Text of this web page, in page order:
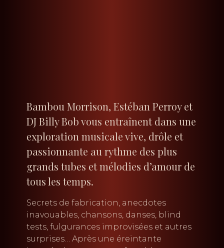
Bambou Morrison, Estéban Perroy et
DJ Billy Bob vous entraînent dans une
exploration musicale vive, drôle et
passionnante au rythme des plus
grands tubes et mélodies d’amour de
tous les temps.
Secrets de fabrication, anecdotes
inavouables, chansons, danses, blind
tests, fulgurances improvisées et autres
surprises… Après une éreintante